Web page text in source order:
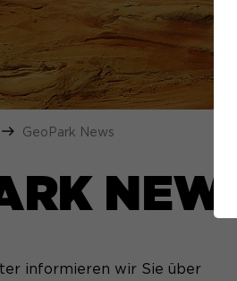
GeoPark News
NEWS
informieren wir Sie über